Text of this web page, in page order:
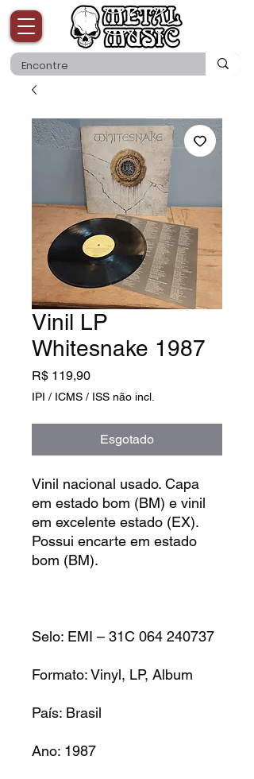
Vinil LP
Whitesnake 1987
R$ 119,90Preço
IPI / ICMS / ISS não incl.
Esgotado
Vinil nacional usado. Capa
em estado bom (BM) e vinil
em excelente estado (EX).
Possui encarte em estado
bom (BM).
Selo: EMI – 31C 064 240737
Formato: Vinyl, LP, Album
País: Brasil
Ano: 1987